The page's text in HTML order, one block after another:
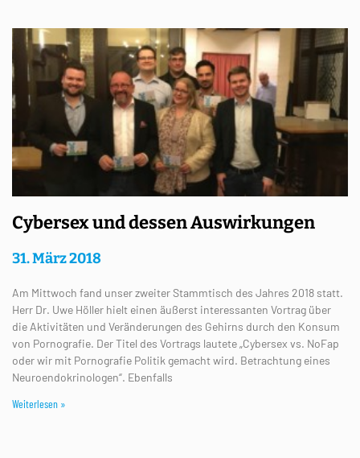
Cybersex und dessen Auswirkungen
31. März 2018
Am Mittwoch fand unser zweiter Stammtisch des Jahres 2018 statt.
Herr Dr. Uwe Höller hielt einen äußerst interessanten Vortrag über
die Aktivitäten und Veränderungen des Gehirns durch den Konsum
von Pornografie. Der Titel des Vortrags lautete „Cybersex vs. NoFap
oder wir mit Pornografie Politik gemacht wird. Betrachtung eines
Neuroendokrinologen“. Ebenfalls
Weiterlesen »